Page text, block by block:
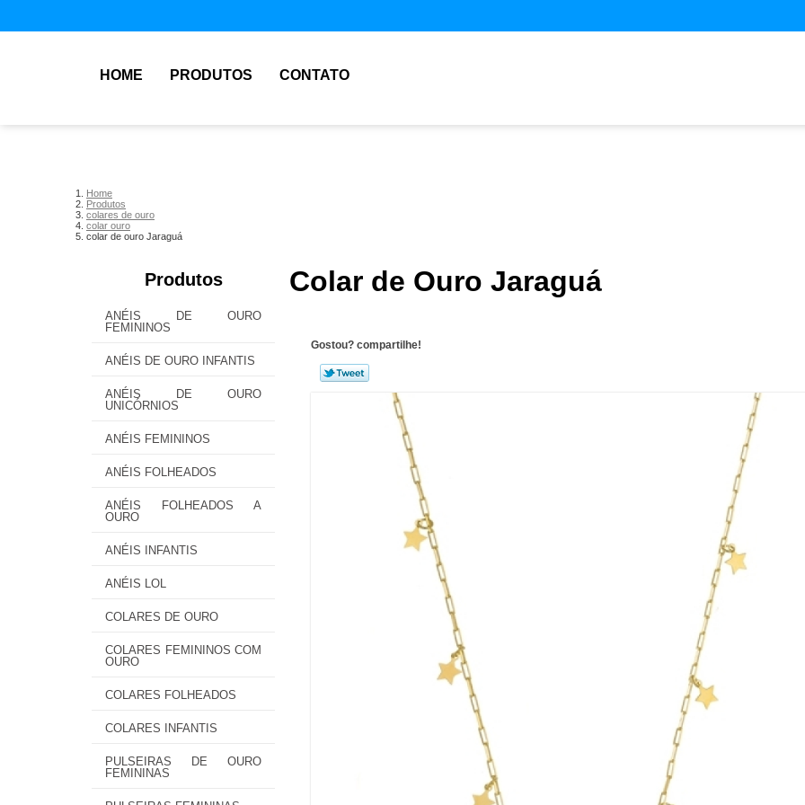
HOME PRODUTOS CONTATO
Home
Produtos
colares de ouro
colar ouro
colar de ouro Jaraguá
Produtos
ANÉIS DE OURO
FEMININOS
ANÉIS DE OURO INFANTIS
ANÉIS DE OURO
UNICÓRNIOS
ANÉIS FEMININOS
ANÉIS FOLHEADOS
ANÉIS FOLHEADOS A
OURO
ANÉIS INFANTIS
ANÉIS LOL
COLARES DE OURO
COLARES FEMININOS COM
OURO
COLARES FOLHEADOS
COLARES INFANTIS
PULSEIRAS DE OURO
FEMININAS
Colar de Ouro Jaraguá
Gostou? compartilhe!